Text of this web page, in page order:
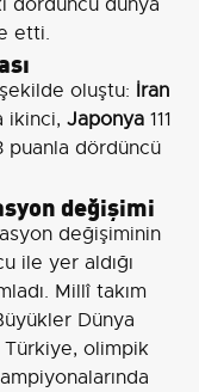
etti.
şekilde oluştu: İran
ikinci, Japonya 111
puanla dördüncü
değişimi
değişiminin
ile yer aldığı
Millî takım
Dünya
Türkiye, olimpik